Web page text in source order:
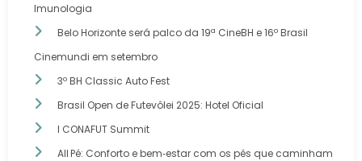
Imunologia
Belo Horizonte será palco da 19ª CineBH e 16º Brasil
Cinemundi em setembro
3º BH Classic Auto Fest
Brasil Open de Futevôlei 2025: Hotel Oficial
I CONAFUT Summit
All Pé: Conforto e bem‑estar com os pés que caminham